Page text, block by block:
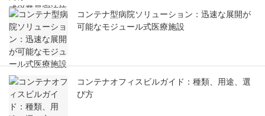
コンテナ型病院ソリューション：迅速な展開が
可能なモジュール式医療施設
コンテナオフィスビルガイド：種類、用途、選
び方